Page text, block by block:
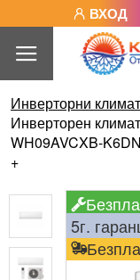
ВХОД
Инверторни
Инверторен
WH09AVCXB-
+
5г.